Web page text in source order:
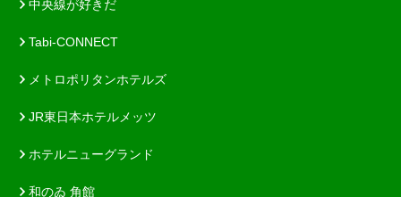
中央線が好きだ
Tabi-CONNECT
メトロポリタンホテルズ
JR東日本ホテルメッツ
ホテルニューグランド
和のゐ 角館